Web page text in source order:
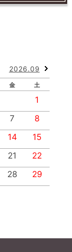
2026.09
金 土
1
7
8
14
15
21
22
28 29